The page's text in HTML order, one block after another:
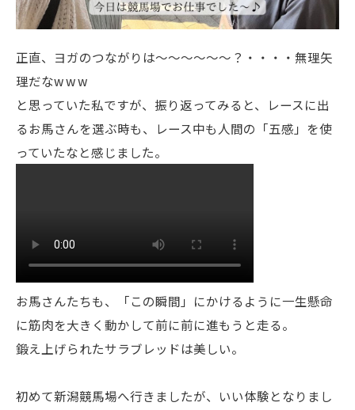
正直、ヨガのつながりは〜〜〜〜〜〜？・・・・無理矢
理だなw w w
と思っていた私ですが、振り返ってみると、レースに出
るお馬さんを選ぶ時も、レース中も人間の「五感」を使
っていたなと感じました。
お馬さんたちも、「この瞬間」にかけるように一生懸命
に筋肉を大きく動かして前に前に進もうと走る。
鍛え上げられたサラブレッドは美しい。
初めて新潟競馬場へ行きましたが、いい体験となりまし